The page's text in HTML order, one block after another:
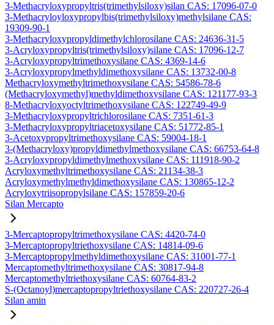
3-Methacryloxypropyltris(trimethylsiloxy)silan CAS: 17096-07-0
3-Methacryloyloxypropylbis(trimethylsiloxy)methylsilane CAS:
19309-90-1
3-Methacryloxypropyldimethylchlorosilane CAS: 24636-31-5
3-Acryloxypropyltris(trimethylsiloxy)silane CAS: 17096-12-7
3-Acryloxypropyltrimethoxysilane CAS: 4369-14-6
3-Acryloxypropylmethyldimethoxysilane CAS: 13732-00-8
Methacryloxymethyltrimethoxysilane CAS: 54586-78-6
(Methacryloxymethyl)methyldimethoxysilane CAS: 121177-93-3
8-Methacryloxyoctyltrimethoxysilane CAS: 122749-49-9
3-Methacryloxypropyltrichlorosilane CAS: 7351-61-3
3-Methacryloxypropyltriacetoxysilane CAS: 51772-85-1
3-Acetoxypropyltrimethoxysilane CAS: 59004-18-1
3-(Methacryloxy)propyldimethylmethoxysilane CAS: 66753-64-8
3-Acryloxypropyldimethylmethoxysilane CAS: 111918-90-2
Acryloxymethyltrimethoxysilane CAS: 21134-38-3
Acryloxymethylmethyldimethoxysilane CAS: 130865-12-2
Acryloxytriisopropylsilane CAS: 157859-20-6
Silan Mercapto
3-Mercaptopropyltrimethoxysilane CAS: 4420-74-0
3-Mercaptopropyltriethoxysilane CAS: 14814-09-6
3-Mercaptopropylmethyldimethoxysilane CAS: 31001-77-1
Mercaptomethyltrimethoxysilane CAS: 30817-94-8
Mercaptomethyltriethoxysilane CAS: 60764-83-2
S-(Octanoyl)mercaptopropyltriethoxysilane CAS: 220727-26-4
Silan amin